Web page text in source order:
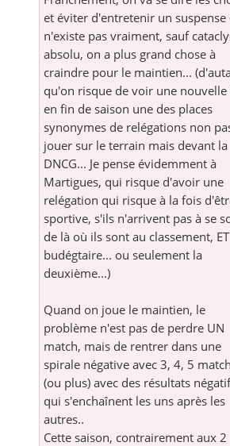
et éviter d'entretenir un suspense
n'existe pas vraiment, sauf
absolu, on a plus grand chose à
craindre pour le maintien...
qu'on risque de voir une nouvelle
en fin de saison une des places
synonymes de relégations non
jouer sur le terrain mais devant la
DNCG... Je pense évidemment à
Martigues, qui risque d'avoir une
relégation qui risque à la fois
sportive, s'ils n'arrivent pas à se
de là où ils sont au classement, ET
budégtaire... ou seulement la
deuxième...)
Quand on joue le maintien, le
problème n'est pas de perdre UN
match, mais de rentrer dans une
spirale négative avec 3, 4, 5
(ou plus) avec des résultats
qui s'enchaînent les uns après les
autres..
Cette saison, contrairement aux 2